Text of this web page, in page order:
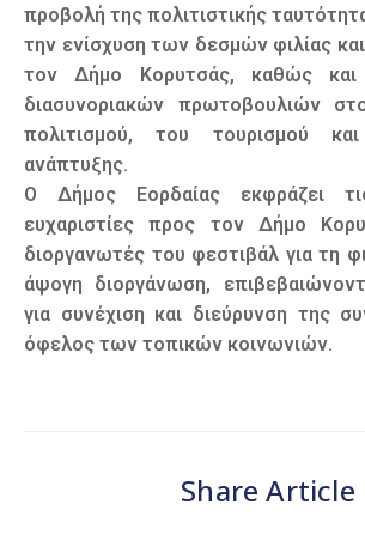
προβολή της πολιτιστικής
την ενίσχυση των δεσμών φιλίας
τον Δήμο Κορυτσάς, καθώς και
διασυνοριακών πρωτοβουλιών
πολιτισμού, του τουρισμού
ανάπτυξης.
Ο Δήμος Εορδαίας εκφράζει
ευχαριστίες προς τον Δήμο
διοργανωτές του φεστιβάλ για τη
άψογη διοργάνωση,
για συνέχιση και διεύρυνση της
όφελος των τοπικών κοινωνιών.
Share Article